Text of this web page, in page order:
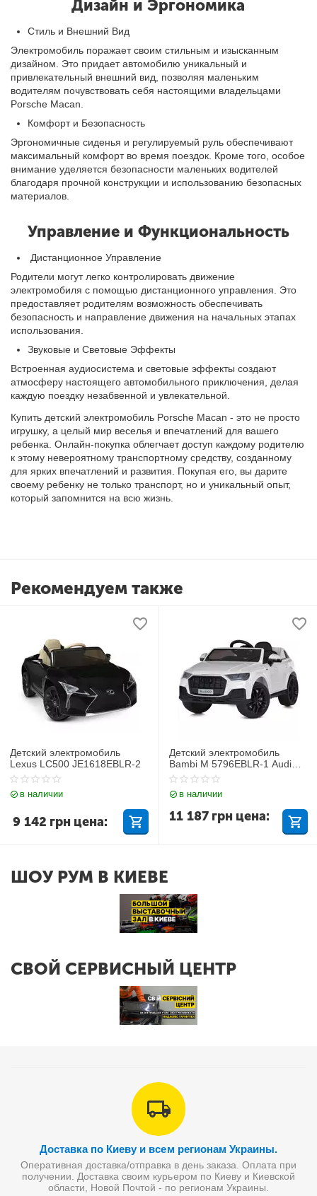
Дизайн и Эргономика
Стиль и Внешний Вид
Электромобиль поражает своим стильным и изысканным
дизайном. Это придает автомобилю уникальный и
привлекательный внешний вид, позволяя маленьким
водителям почувствовать себя настоящими владельцами
Porsche Macan.
Комфорт и Безопасность
Эргономичные сиденья и регулируемый руль обеспечивают
максимальный комфорт во время поездок. Кроме того, особое
внимание уделяется безопасности маленьких водителей
благодаря прочной конструкции и использованию безопасных
материалов.
Управление и Функциональность
Дистанционное Управление
Родители могут легко контролировать движение
электромобиля с помощью дистанционного управления. Это
предоставляет родителям возможность обеспечивать
безопасность и направление движения на начальных этапах
использования.
Звуковые и Световые Эффекты
Встроенная аудиосистема и световые эффекты создают
атмосферу настоящего автомобильного приключения, делая
каждую поездку незабвенной и увлекательной.
Купить детский электромобиль Porsche Macan - это не просто
игрушку, а целый мир веселья и впечатлений для вашего
ребенка. Онлайн-покупка облегчает доступ каждому родителю
к этому невероятному транспортному средству, созданному
для ярких впечатлений и развития. Покупая его, вы дарите
своему ребенку не только транспорт, но и уникальный опыт,
который запомнится на всю жизнь.
Рекомендуем также
Детский электромобиль
Lexus LC500 JE1618EBLR-2
в наличии
9 142 грн цена:
Детский электромобиль
Bambi M 5796EBLR-1 Audi
Q7
в наличии
11 187 грн цена:
ШОУ РУМ В КИЕВЕ
СВОЙ СЕРВИСНЫЙ ЦЕНТР
Доставка по Киеву и всем регионам Украины.
Оперативная доставка/отправка в день заказа. Оплата при
получении. Доставка своим курьером по Киеву и Киевской
области, Новой Почтой - по регионам Украины.